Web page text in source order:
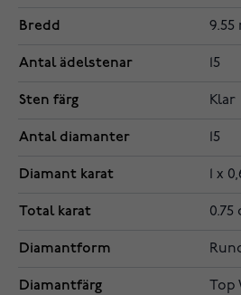
Bredd 9.55
Antal ädelstenar 15
Sten färg Klar
Antal diamanter 15
Diamant karat 1 x
Total karat 0.75
Diamantform
Diamantfärg